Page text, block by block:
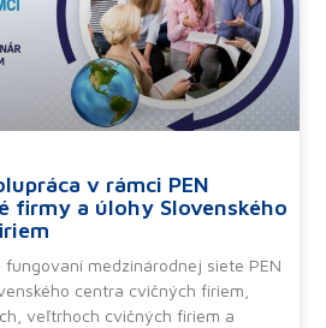
v rámci PEN
firmy a úlohy Slovenského
medzinárodnej siete PEN
centra cvičných firiem,
veľtrhoch cvičných firiem a